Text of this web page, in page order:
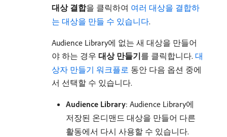
대상 결합​을 클릭하여 여러 대상을 결합하
는 대상을 만들 수 있습니다.
Audience Library에 없는 새 대상을 만들어
야 하는 경우 대상 만들기​를 클릭합니다. 대
상자 만들기 워크플로 동안 다음 옵션 중에
서 선택할 수 있습니다.
Audience Library: Audience Library에
저장된 온디맨드 대상을 만들어 다른
활동에서 다시 사용할 수 있습니다.